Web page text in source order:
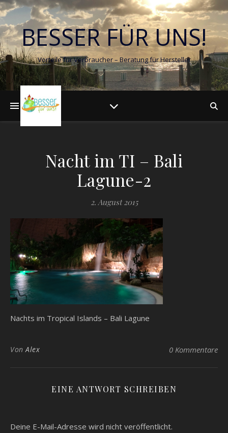
BESSER FÜR UNS!
Vorteile für Verbraucher – Beratung für Hersteller
Nacht im TI – Bali
Lagune-2
2. August 2015
Nachts im Tropical Islands – Bali Lagune
VonAlex 0 Kommentare
EINE ANTWORT SCHREIBEN
Deine E-Mail-Adresse wird nicht veröffentlicht.